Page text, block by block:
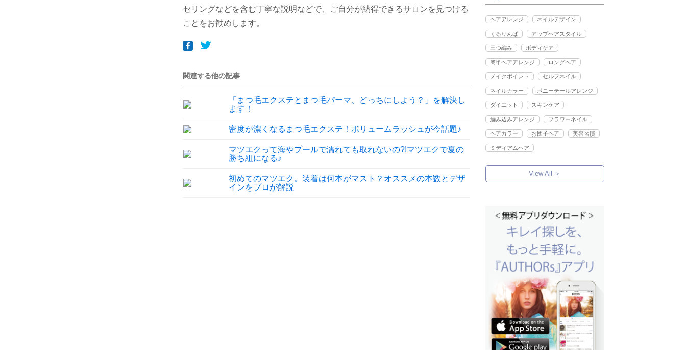
セリングなどを含む丁寧な説明などで、ご自分が納得できるサロンを見つける
ことをお勧めします。
関連する他の記事
「まつ毛エクステとまつ毛パーマ、どっちにしよう？」を解決し
ます！
密度が濃くなるまつ毛エクステ！ボリュームラッシュが今話題♪
マツエクって海やプールで濡れても取れないの?!マツエクで夏の
勝ち組になる♪
初めてのマツエク。装着は何本がマスト？オススメの本数とデザ
インをプロが解説
ヘアアレンジ ネイルデザイン
くるりんぱ アップヘアスタイル
三つ編み ボディケア
簡単ヘアアレンジ ロングヘア
メイクポイント セルフネイル
ネイルカラー ポニーテールアレンジ
ダイエット スキンケア
編み込みアレンジ フラワーネイル
ヘアカラー お団子ヘア 美容習慣
ミディアムヘア
View All ＞